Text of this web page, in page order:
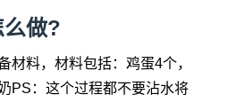
么做?
材料，材料包括：鸡蛋4个，
PS：这个过程都不要沾水将